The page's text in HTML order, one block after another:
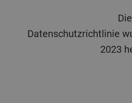
Diese zusätzliche
Datenschutzrichtlinie
2023